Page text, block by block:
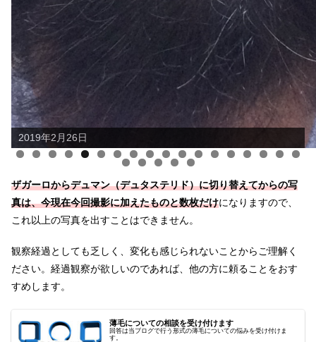
2019年2月26日
AGA治療開始6年7ヶ月経過の2025年11月5日撮影。
0 1 2 3 4 5 6 7 8
9 0 1 2
3
ザガーロからデュマン（デュタステリド）に切り替えてからの写
真は、今現在今回撮影に加えたものと数枚だけになりますので、
これ以上の写真を出すことはできません。
観察経過としても乏しく、変化も感じられないことからご理解く
ださい。経過観察が欲しいのであれば、他の方に頼ることをおす
すめします。
薄毛についての相談を受け付けます
回答は当ブログで行う形式の薄毛についての悩みを受け付けま
す。